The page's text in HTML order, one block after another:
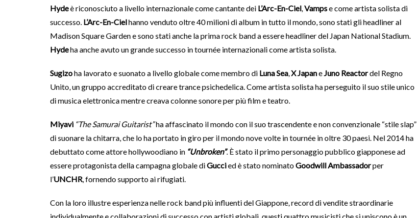
Hydeè riconosciuto a livello internazionale come cantante dei L’Arc-En-Ciel,Vampse come artista solista di
successo. L’Arc-En-Cielhanno venduto oltre 40 milioni di album in tutto il mondo, sono stati gli headliner al
Madison Square Garden e sono stati anche la prima rock band a essere headliner del Japan National Stadium.
Hydeha anche avuto un grande successo in tournée internazionali come artista solista.
Sugizoha lavorato e suonato a livello globale come membro di Luna Sea,X JapaneJuno Reactordel Regno
Unito, un gruppo accreditato di creare trance psichedelica. Come artista solista ha perseguito il suo stile unico
di musica elettronica mentre creava colonne sonore per più film e teatro.
Miyavi “The Samurai Guitarist”ha affascinato il mondo con il suo trascendente e non convenzionale “stile slap”
di suonare la chitarra, che lo ha portato in giro per il mondo nove volte in tournée in oltre 30 paesi. Nel 2014 ha
debuttato come attore hollywoodiano in “Unbroken”. È stato il primo personaggio pubblico giapponese ad
essere protagonista della campagna globale diGuccied è stato nominatoGoodwill Ambassadorper
l’UNCHR, fornendo supporto ai rifugiati.
Con la loro illustre esperienza nelle rock band più influenti del Giappone, record di vendite straordinarie